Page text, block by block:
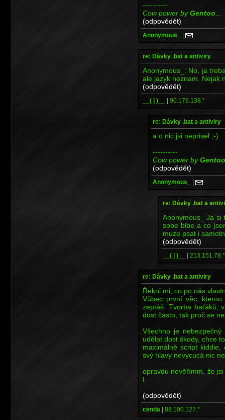
----------
Cow power byGentoo
(odpovědět)
Anonymous_ |
re: Dávky .bat a antiviry
Anonymous_: No, ja
ale jazyk neznam. Nejak
(odpovědět)
__( | )__ | 90.176.138.*
re: Dávky .bat a antiviry
a o nic jsi neprisel ;-)
----------
Cow power byGentoo
(odpovědět)
Anonymous_ |
re: Dávky .bat a
Anonymous_ Ja si
sobe blbe a co
muze psat i
(odpovědět)
__( | )__ | 213.151.78.*
re: Dávky .bat a antiviry
Řekni mi, co po nás
Vůbec první věc,
zeptáš. Tvorba baťáků,
dost často, tak proč se
Všechno je
udělat dost škody, chce
maximálně script
svý hlavy nevycucá nic
opravdu nevěřímm, že
I
(odpovědět)
cenda | 88.100.127.*